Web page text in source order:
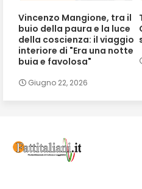
Vincenzo Mangione, tra il
buio della paura e la luce
della coscienza: il viaggio
interiore di "Era una notte
buia e favolosa"
Giugno 22, 2026